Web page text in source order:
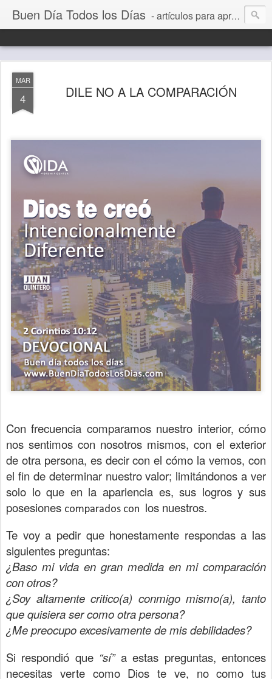
Buen Día Todos los Días - artículos para aprender a vivir mejor, un día a la vez. Por Juan C Quintero
MAR
4 DILE NO A LA COMPARACIÓN
Con frecuencia comparamos nuestro interior, cómo
nos sentimos con nosotros mismos, con el exterior
de otra persona, es decir con el cómo la vemos, con
el fin de determinar nuestro valor; limitándonos a ver
solo lo que en la apariencia es, sus logros y sus
posesiones comparados con los nuestros.
Te voy a pedir que honestamente respondas a las
siguientes preguntas:
¿Baso mi vida en gran medida en mi comparación
con otros?
¿Soy altamente critico(a) conmigo mismo(a), tanto
que quisiera ser como otra persona?
¿Me preocupo excesivamente de mis debilidades?
Si respondió que “sí”a estas preguntas, entonces
necesitas verte como Dios te ve, no como tus